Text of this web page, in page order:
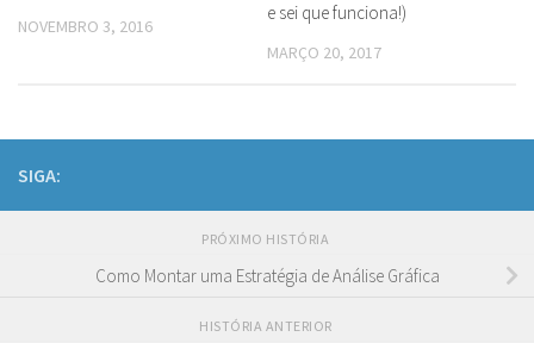
NOVEMBRO 3, 2016
e sei que funciona!)
MARÇO 20, 2017
SIGA:
PRÓXIMO HISTÓRIA
Como Montar uma Estratégia de Análise Gráfica
HISTÓRIA ANTERIOR